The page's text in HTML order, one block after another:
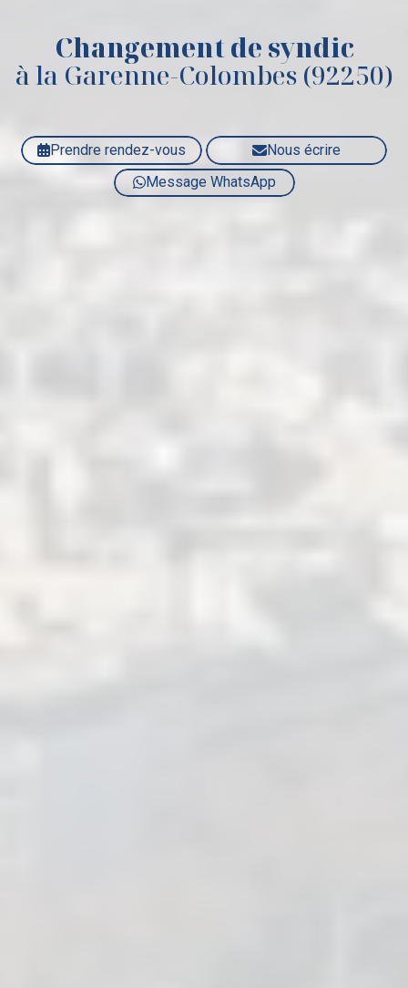
Changement de syndic
à la Garenne-Colombes (92250)
Prendre rendez-vous
Nous écrire
Message WhatsApp